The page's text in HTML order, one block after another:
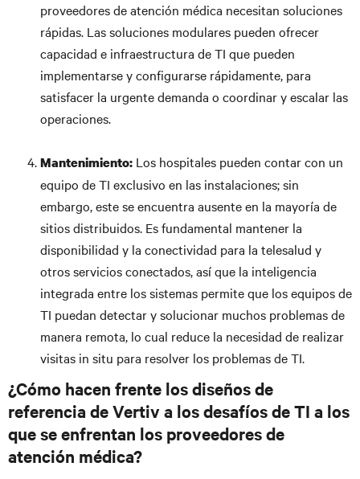
proveedores de atención médica necesitan soluciones
rápidas. Las soluciones modulares pueden ofrecer
capacidad e infraestructura de TI que pueden
implementarse y configurarse rápidamente, para
satisfacer la urgente demanda o coordinar y escalar las
operaciones.
Mantenimiento: Los hospitales pueden contar con un
equipo de TI exclusivo en las instalaciones; sin
embargo, este se encuentra ausente en la mayoría de
sitios distribuidos. Es fundamental mantener la
disponibilidad y la conectividad para la telesalud y
otros servicios conectados, así que la inteligencia
integrada entre los sistemas permite que los equipos de
TI puedan detectar y solucionar muchos problemas de
manera remota, lo cual reduce la necesidad de realizar
visitas in situ para resolver los problemas de TI.
¿Cómo hacen frente los diseños de
referencia de Vertiv a los desafíos de TI a los
que se enfrentan los proveedores de
atención médica?